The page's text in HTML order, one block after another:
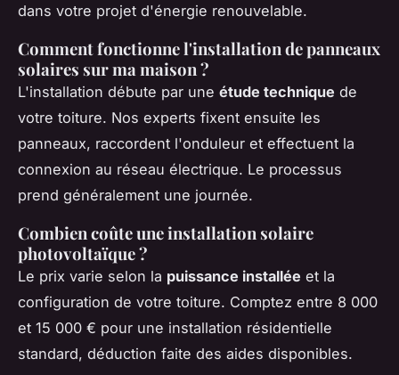
dans votre projet d'énergie renouvelable.
Comment fonctionne l'installation de panneaux
solaires sur ma maison ?
L'installation débute par une étude technique de
votre toiture. Nos experts fixent ensuite les
panneaux, raccordent l'onduleur et effectuent la
connexion au réseau électrique. Le processus
prend généralement une journée.
Combien coûte une installation solaire
photovoltaïque ?
Le prix varie selon la puissance installée et la
configuration de votre toiture. Comptez entre 8 000
et 15 000 € pour une installation résidentielle
standard, déduction faite des aides disponibles.